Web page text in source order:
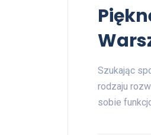
Szukając
rodzaju
sobie